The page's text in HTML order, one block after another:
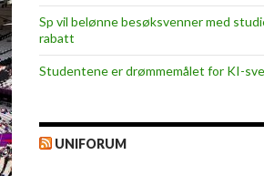
Sp vil belønne besøksvenner med
rabatt
Studentene er drømmemålet for KI-
UNIFORUM